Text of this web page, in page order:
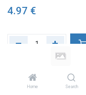
Home Search
4.97 €
Check availability